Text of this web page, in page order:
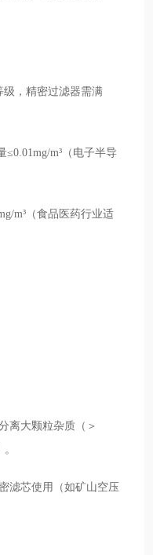
级，精密过滤器需满
≤0.01mg/m³（电子半导
m³（食品医药行业适
离大颗粒杂质（＞
滤芯使用（如矿山空压